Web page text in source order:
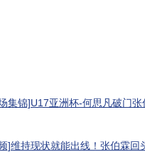
集锦]U17亚洲杯-何思凡破门
]维持现状就能出线！张伯霖回